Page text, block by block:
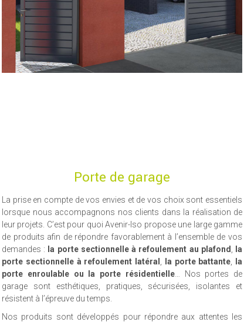
Porte de garage
La prise en compte de vos envies et de vos choix sont essentiels
lorsque nous accompagnons nos clients dans la réalisation de
leur projets. C’est pour quoi Avenir-Iso propose une large gamme
de produits afin de répondre favorablement à l’ensemble de vos
demandes : la porte sectionnelle à refoulement au plafond
la
porte sectionnelle à refoulement latéral
la porte battante
la
porte enroulable ou la porte résidentielle… Nos portes de
garage sont esthétiques, pratiques, sécurisées, isolantes et
résistent à l’épreuve du temps.
Nos produits sont développés pour répondre aux attentes les